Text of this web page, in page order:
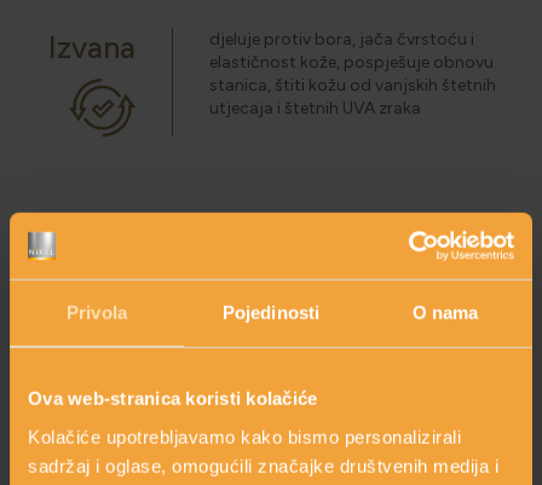
Privola Pojedinosti O nama
Ova web-stranica koristi kolačiće
Kolačiće upotrebljavamo kako bismo personalizirali
sadržaj i oglase, omogućili značajke društvenih medija i
HOLISTIČKA NJEGA KOŽE
NJEGA TIJELA NAKON SUNČANJA: ZAŠTO NE BISMO
TREBALI ZABORAVITI KOŽU ISPOD VRATA?
Izvana
djeluje protiv bora, jača čvrstoću i
elastičnost kože, pospješuje obnovu
stanica, štiti kožu od vanjskih štetnih
utjecaja i štetnih UVA zraka
Sikavica arrow_circle_right
arrow_circle_right
Protiv zmijskog ugriza
Uklanja toksine iz tijela